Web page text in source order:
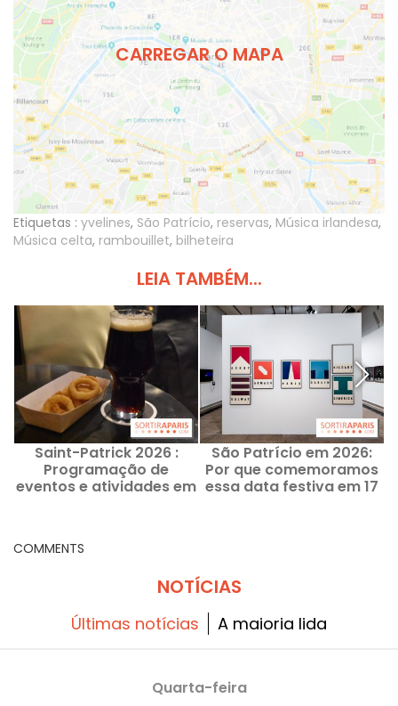
CARREGAR O MAPA
Etiquetas : yvelines, São Patrício, reservas, Música irlandesa,
Música celta, rambouillet, bilheteira
LEIA TAMBÉM...
Saint-Patrick 2026 :
Programação de
eventos e atividades em
São Patrício em 2026:
Por que comemoramos
essa data festiva em 17
COMMENTS
NOTÍCIAS
Últimas notícias A maioria lida
Quarta-feira